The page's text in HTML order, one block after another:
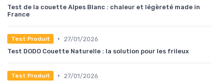
Test de la couette Alpes Blanc : chaleur et légèreté made in
France
Test Produit •
27/01/2026
Test DODO Couette Naturelle : la solution pour les frileux
Test Produit •
27/01/2026